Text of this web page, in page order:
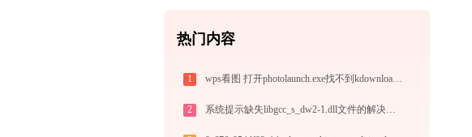
热门内容
1 wps看图 打开photolaunch.exe找不到kdownload.dll怎么办
2 系统提示缺失libgcc_s_dw2-1.dll文件的解决方法